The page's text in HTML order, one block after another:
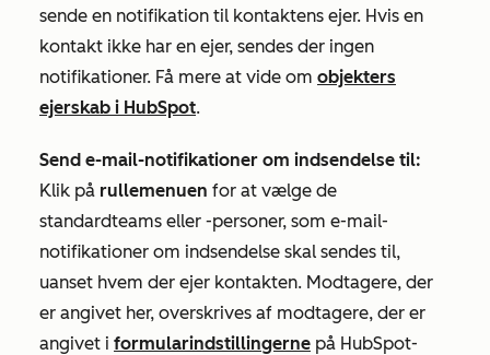
sende en notifikation til kontaktens ejer. Hvis en
kontakt ikke har en ejer, sendes der ingen
notifikationer. Få mere at vide om objekters
ejerskab i HubSpot.
Send e-mail-notifikationer om indsendelse til:
Klik på rullemenuen for at vælge de
standardteams eller -personer, som e-mail-
notifikationer om indsendelse skal sendes til,
uanset hvem der ejer kontakten. Modtagere, der
er angivet her, overskrives af modtagere, der er
angivet i formularindstillingerne på HubSpot-